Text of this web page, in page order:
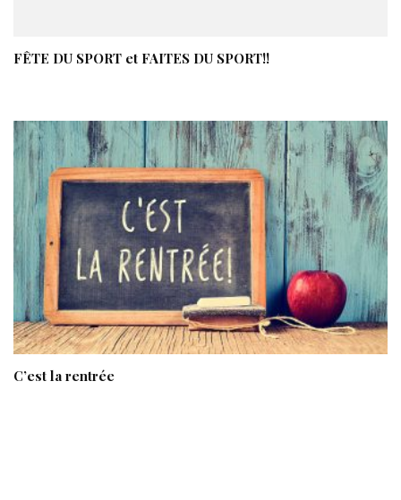
FÊTE DU SPORT et FAITES DU SPORT!!
C’est la rentrée